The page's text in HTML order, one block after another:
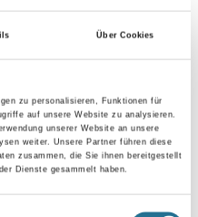
Über Cookies
zu personalisieren, Funktionen für
auf unsere Website zu analysieren.
unserer Website an unsere
weiter. Unsere Partner führen diese
zusammen, die Sie ihnen bereitgestellt
Dienste gesammelt haben.